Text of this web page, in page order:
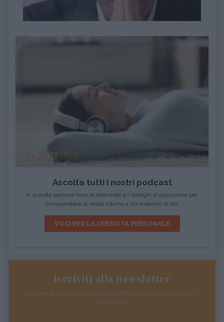
INTERVISTA
Ascolta tutti i nostri podcast
In questa sezione trovi le interviste e i dialoghi d'ispirazione per
comprendere la realtà intorno a noi e dentro di noi.
VOCI PER LA CRESCITA PERSONALE
Iscriviti alla newsletter
Riceverai preziosi consigli e informazioni sugli ultimi
contenuti